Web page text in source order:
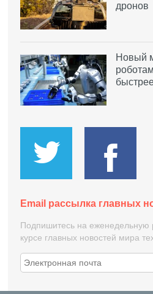
дронов
Новый
Email рассылка главных
Подпишитесь на еженедельную
курсе главных новостей мира